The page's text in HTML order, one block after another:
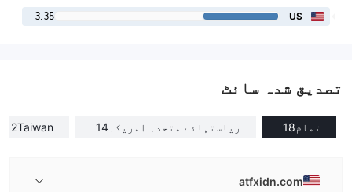
US
3.35
تصدیق شدہ سائٹ
تمام18 ریاستہائے متحدہ امریکہ 14
Taiwan
2
atfxidn.com